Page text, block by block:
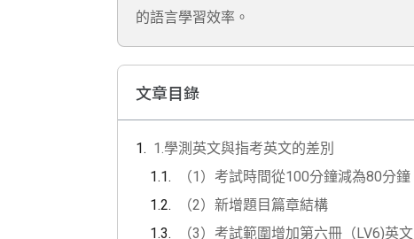
的語言學習效率。
文章目錄
1.學測英文與指考英文的差別
（1）考試時間從100分鐘減為80分鐘
（2）新增題目篇章結構
（3）考試範圍增加第六冊（LV6)英文